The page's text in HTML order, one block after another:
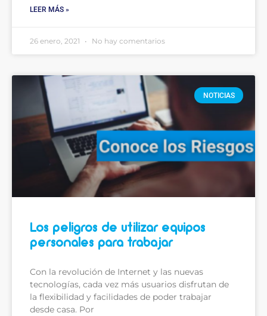
LEER MÁS »
26 enero, 2021 No hay comentarios
NOTICIAS
Los peligros de utilizar equipos
personales para trabajar
Con la revolución de Internet y las nuevas
tecnologías, cada vez más usuarios disfrutan de
la flexibilidad y facilidades de poder trabajar
desde casa. Por